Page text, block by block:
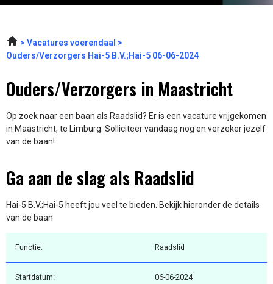
Vacatures voerendaal
Ouders/Verzorgers Hai-5 B.V.;Hai-5 06-06-2024
Ouders/Verzorgers in Maastricht
Op zoek naar een baan als Raadslid? Er is een vacature vrijgekomen
in Maastricht, te Limburg. Solliciteer vandaag nog en verzeker jezelf
van de baan!
Ga aan de slag als Raadslid
Hai-5 B.V.;Hai-5 heeft jou veel te bieden. Bekijk hieronder de details
van de baan
Functie: Raadslid
Startdatum: 06-06-2024